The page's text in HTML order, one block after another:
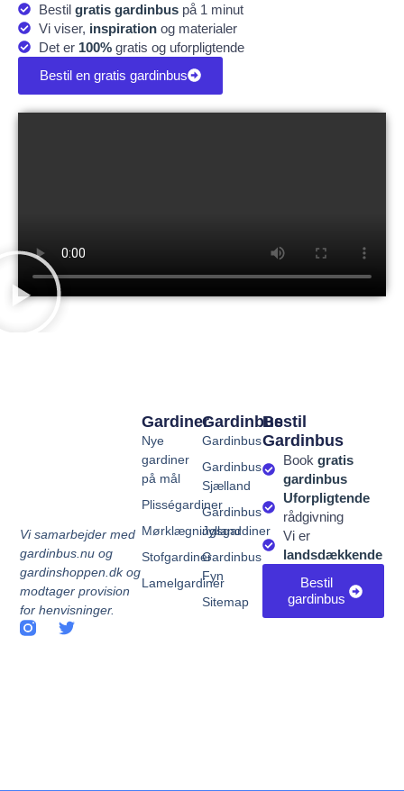
Bestil gratis gardinbuspå 1 minut
Vi viser, inspirationog materialer
Det er 100%gratis og uforpligtende
Bestil en gratis gardinbus
Vi samarbejder med
gardinbus.nu og
gardinshoppen.dk og
modtager provision
for henvisninger.
Gardinbus
Gardinbus
Gardinbus
Sjælland
Gardinbus
Jylland
Gardinbus
Fyn
Sitemap
Gardiner
Nye
gardiner
på mål
Plisségardiner
Mørklægningsgardiner
Stofgardiner
Lamelgardiner
Bestil
Gardinbus
Book gratis
gardinbus
Uforpligtende
rådgivning
Vi er
landsdækkende
Bestil
gardinbus